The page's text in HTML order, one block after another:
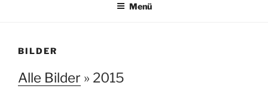
Menü
BILDER
Alle Bilder » 2015